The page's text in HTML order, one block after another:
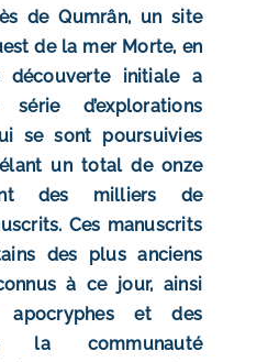
de Qumrân, un site
de la mer Morte, en
découverte initiale a
d’explorations
se sont poursuivies
un total de onze
des milliers de
Ces manuscrits
des plus anciens
à ce jour, ainsi
et des
la communauté